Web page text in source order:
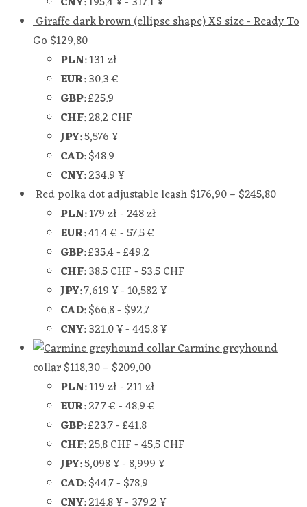
Giraffe dark brown (ellipse shape) XS size - Ready To
Go$129,80
PLN:131 zł
EUR:30.3 €
GBP:£25.9
CHF:28.2 CHF
JPY:5,576 ¥
CAD:$48.9
CNY:234.9 ¥
Red polka dot adjustable leash$176,90– $245,80
PLN:179 zł- 248 zł
EUR:41.4 €-57.5 €
GBP:£35.4-£49.2
CHF:38.5 CHF-53.5 CHF
JPY:7,619 ¥-10,582 ¥
CAD:$66.8- $92.7
CNY:321.0 ¥-445.8 ¥
Carmine greyhound
collar$118,30– $209,00
PLN:119 zł- 211 zł
EUR:27.7 €-48.9 €
GBP:£23.7-£41.8
CHF:25.8 CHF-45.5 CHF
JPY:5,098 ¥- 8,999 ¥
CAD:$44.7- $78.9
CNY:214.8 ¥- 379.2 ¥